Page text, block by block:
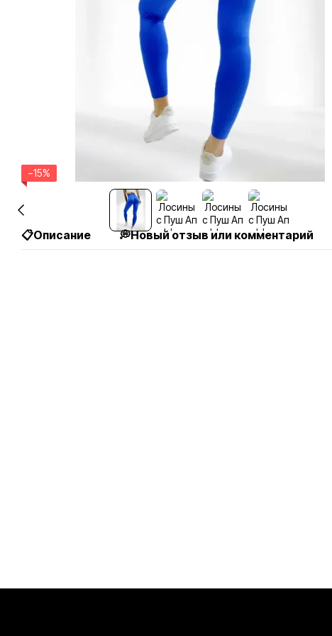
−15%
📋Описание 💭Новый отзыв или комментарий